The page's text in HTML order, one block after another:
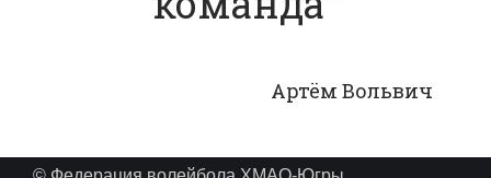
Артём Вольвич